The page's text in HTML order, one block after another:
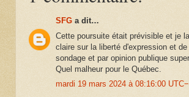
SFG a dit…
Cette poursuite était prévisible et je
claire sur la liberté d'expression et
sondage et par opinion publique
Quel malheur pour le Québec.
mardi 19 mars 2024 à 08:16:00